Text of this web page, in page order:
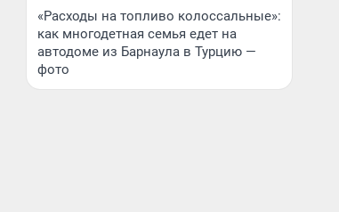
«Расходы на топливо колоссальные»:
как многодетная семья едет на
автодоме из Барнаула в Турцию —
фото